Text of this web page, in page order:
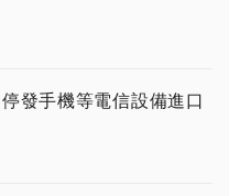
發手機等電信設備進口